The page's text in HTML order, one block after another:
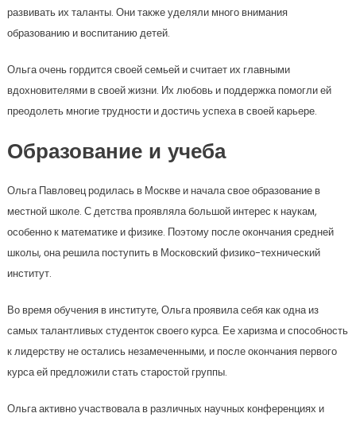
развивать их таланты. Они также уделяли много внимания
образованию и воспитанию детей.
Ольга очень гордится своей семьей и считает их главными
вдохновителями в своей жизни. Их любовь и поддержка помогли ей
преодолеть многие трудности и достичь успеха в своей карьере.
Образование и учеба
Ольга Павловец родилась в Москве и начала свое образование в
местной школе. С детства проявляла большой интерес к наукам,
особенно к математике и физике. Поэтому после окончания средней
школы, она решила поступить в Московский физико-технический
институт.
Во время обучения в институте, Ольга проявила себя как одна из
самых талантливых студенток своего курса. Ее харизма и способность
к лидерству не остались незамеченными, и после окончания первого
курса ей предложили стать старостой группы.
Ольга активно участвовала в различных научных конференциях и